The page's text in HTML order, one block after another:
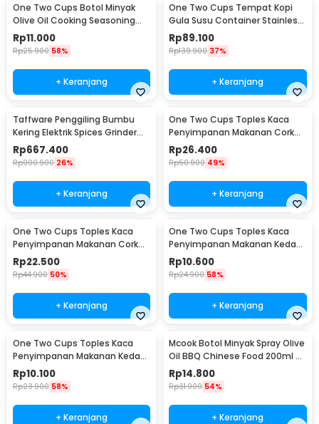
One Two Cups Botol Minyak
Olive Oil Cooking Seasoning
Bottle 500ml - CW200
Rp11.000
Rp25.900 58%
+ Keranjang
One Two Cups Tempat Kopi
Gula Susu Container Stainless
Steel 1.5L - MSS19
Rp89.100
Rp139.900 37%
+ Keranjang
Taffware Penggiling Bumbu
Kering Elektrik Spices Grinder
800g 2400W - HC-800Y
Rp667.400
Rp900.900 26%
+ Keranjang
One Two Cups Toples Kaca
Penyimpanan Makanan Cork
Seal Storage Jar 800ml - E1
Rp26.400
Rp50.900 49%
+ Keranjang
One Two Cups Toples Kaca
Penyimpanan Makanan Cork
Seal Storage Jar 500ml - E1
Rp22.500
Rp44.900 50%
+ Keranjang
One Two Cups Toples Kaca
Penyimpanan Makanan Kedap
Udara Storage Jar 350ml -
GH1270
Rp10.600
Rp24.900 58%
+ Keranjang
One Two Cups Toples Kaca
Penyimpanan Makanan Kedap
Udara Storage Jar 250ml -
GH1270
Rp10.100
Rp23.900 58%
+ Keranjang
Mcook Botol Minyak Spray Olive
Oil BBQ Chinese Food 200ml -
M219
Rp14.800
Rp31.900 54%
+ Keranjang